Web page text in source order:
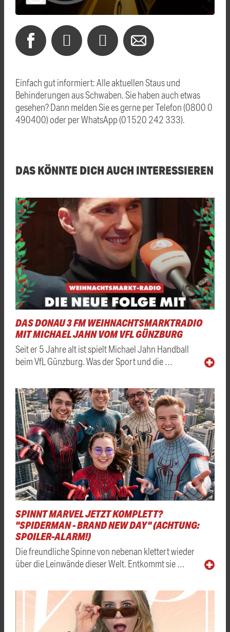
Einfach gut informiert: Alle aktuellen Staus und
Behinderungen aus Schwaben. Sie haben auch etwas
gesehen? Dann melden Sie es gerne per Telefon (0800 0
490400) oder per WhatsApp (01520 242 333).
DAS KÖNNTE DICH AUCH INTERESSIEREN
DAS DONAU 3 FM WEIHNACHTSMARKTRADIO
MIT MICHAEL JAHN VOM VFL GÜNZBURG
Seit er 5 Jahre alt ist spielt Michael Jahn Handball
beim VfL Günzburg. Was der Sport und die …
SPINNT MARVEL JETZT KOMPLETT?
"SPIDERMAN - BRAND NEW DAY" (ACHTUNG:
SPOILER-ALARM!)
Die freundliche Spinne von nebenan klettert wieder
über die Leinwände dieser Welt. Entkommt sie …